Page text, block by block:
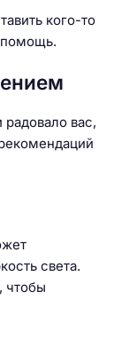
кого-то
помощь.
вас,
света.
чтобы